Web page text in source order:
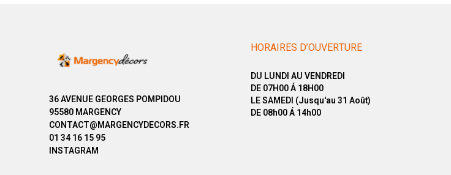
36 AVENUE GEORGES POMPIDOU
95580 MARGENCY
CONTACT@MARGENCYDECORS.FR
01 34 16 15 95
INSTAGRAM
HORAIRES D’OUVERTURE
DU LUNDI AU VENDREDI
DE 07H00 Á 18H00
LE SAMEDI (Jusqu'au 31 Août)
DE 08h00 Á 14h00